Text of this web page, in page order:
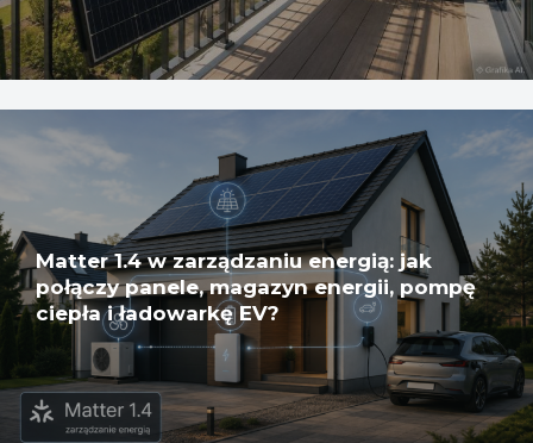
Matter 1.4 w zarządzaniu energią: jak
połączy panele, magazyn energii, pompę
ciepła i ładowarkę EV?